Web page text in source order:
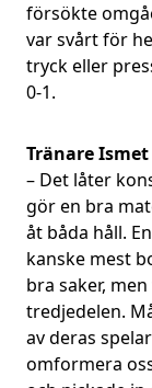
försökte
var svårt för
tryck eller
0-1.
Tränare
– Det låter
gör en bra
åt båda håll.
kanske mest
bra saker,
tredjedelen.
av deras
omformera